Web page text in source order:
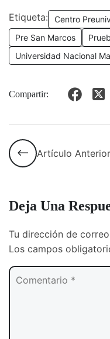
Etiqueta: Centro
Pre San Marcos
Universidad Nacional
Compartir:
Artículo Anterior
Deja Una
Tu dirección de
Los campos